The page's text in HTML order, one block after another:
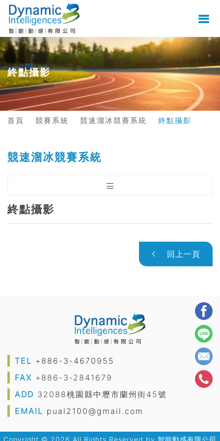
終點攝影
首頁 競賽系統 競速溜冰競賽系統 終點攝影
競速溜冰競賽系統
終點攝影
回上一頁
TEL +886-3-4670955
FAX +886-3-2841679
ADD 32088桃園縣中壢市蘭州街45號
EMAIL pual2100@gmail.com
Copyright © 2026 All Rights Reserved by 智能動感有限公司